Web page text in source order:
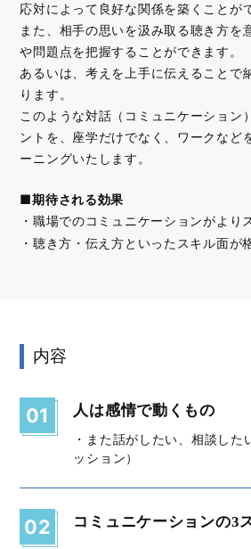
応対によって良好な関係を築くことが
また、相手の思いを汲み取る聴き方を
や問題点を把握することができます。
あるいは、考えを上手に伝えることで
ります。
このような対話（コミュニケーション
ントを、座学だけでなく、ワークなど
ーニングいたします。
■期待される効果
職場でのコミュニケーションがより
聴き方・伝え方といったスキル面が
内容
01 人は感情で動くもの
・また話がしたい、相談し
ッション）
02 コミュニケーションの3